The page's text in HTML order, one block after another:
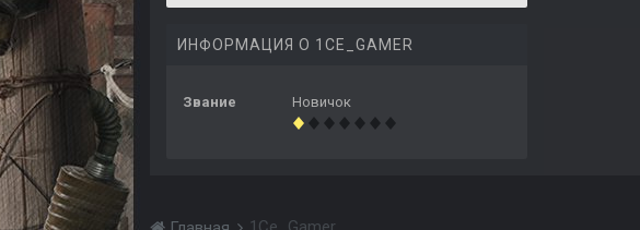
ИНФОРМАЦИЯ О 1CE_GAMER
Звание Новичок